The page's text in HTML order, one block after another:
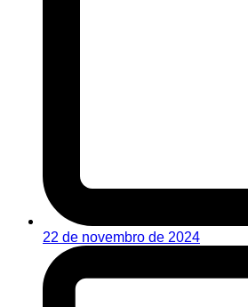
22 de novembro de 2024